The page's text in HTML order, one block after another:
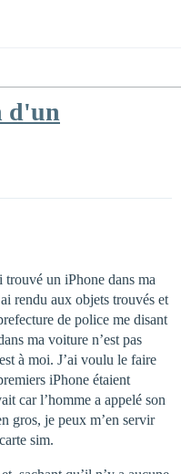
d'un
un iPhone dans ma
rendu aux objets trouvés et
de police me disant
ma voiture n’est pas
à moi. J’ai voulu le faire
iPhone étaient
car l’homme a appelé son
gros, je peux m’en servir
sim.